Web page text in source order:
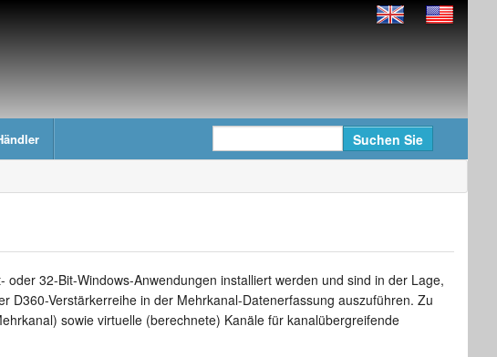
32-Bit-Windows-Anwendungen installiert werden und sind in der Lage,
D360-Verstärkerreihe in der Mehrkanal-Datenerfassung auszuführen. Zu
sowie virtuelle (berechnete) Kanäle für kanalübergreifende